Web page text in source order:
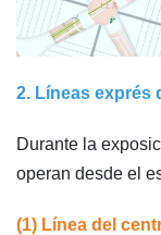
2. Líneas exprés
Durante la
operan desde el
(1) Línea del